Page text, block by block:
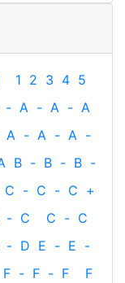
1 2 3 4 5
- A - A - A
A - A - A -
B - B - B -
C - C - C +
- C C - C
- D E - E -
F - F - F
F